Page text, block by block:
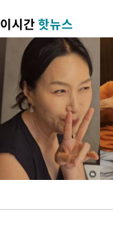
이시간핫뉴스